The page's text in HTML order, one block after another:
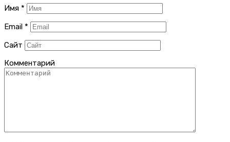
Имя *
Email *
Сайт
Комментарий